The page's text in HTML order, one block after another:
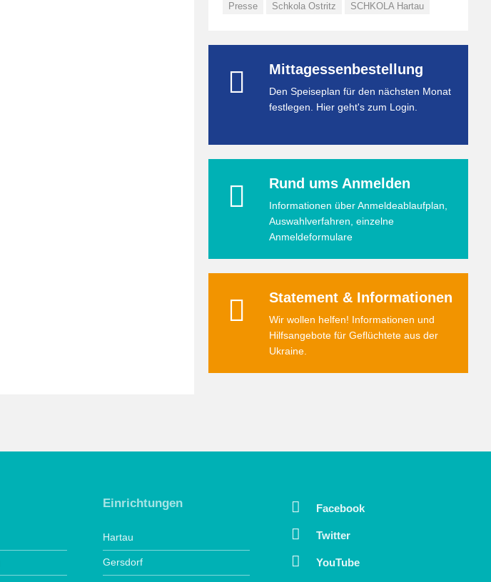
Presse
Schkola Ostritz SCHKOLA Hartau
Mittagessenbestellung
Den Speiseplan für den nächsten Monat
festlegen. Hier geht's zum Login.
Rund ums Anmelden
Informationen über Anmeldeablaufplan,
Auswahlverfahren, einzelne
Anmeldeformulare
Statement & Informationen
Wir wollen helfen! Informationen und
Hilfsangebote für Geflüchtete aus der
Ukraine.
Einrichtungen
Hartau
Gersdorf
Facebook
Twitter
YouTube